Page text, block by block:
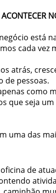
está
cada
atrás,
de pessoas.
como
que seja
uma das
de